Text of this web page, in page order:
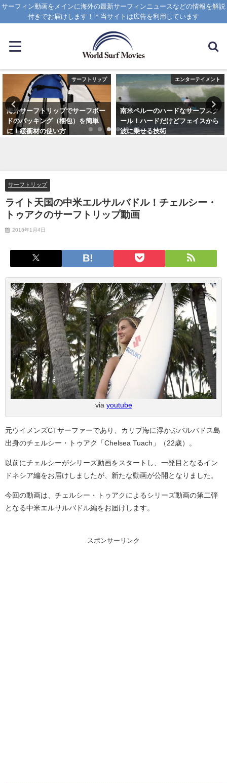
サーフィン動画をメインに海外の最新サーフィンニュースなどの情報を解説
付きでお届けします！＊当サイトは広告を利用しています
サーフトリップ
海外サーフトリップでサーフボー
ドのパッキング（梱包）を簡単
に！緩衝材の使い方
エンターテイメント
南米ペルーのハードなサーフスク
ール！ハードだけどフェイスから
波に乗せる技術
サーフトリップ
ライト天国の中米エルサルバドル！チェルシー・
トゥアクのサーフトリップ動画
2018年1月4日
via youtube
元ウイメンズCTサーファーであり、カリブ海に浮かぶバルバドス島
出身のチェルシー・トゥアク「Chelsea Tuach」（22歳）。
以前にチェルシーがシリーズ動画をスタートし、一発目となるイン
ドネシア編をお届けしましたが、新たな動画が公開となりました。
今回の動画は、チェルシー・トゥアクによるシリーズ動画の第二弾
となる中米エルサルバドル編をお届けします。
スポンサーリンク